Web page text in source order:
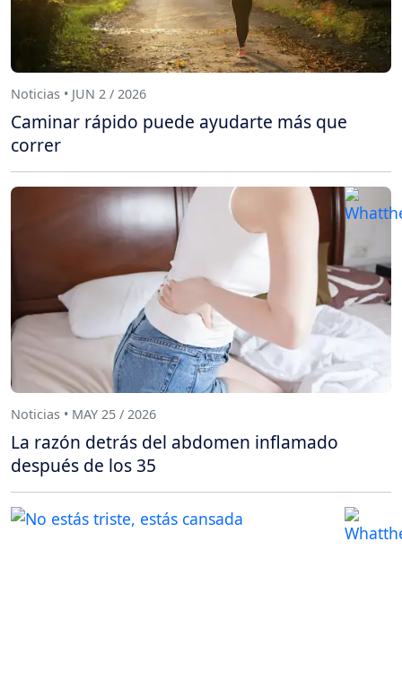
Noticias • JUN 2 / 2026
Caminar rápido puede ayudarte más que
correr
Noticias • MAY 25 / 2026
La razón detrás del abdomen inflamado
después de los 35